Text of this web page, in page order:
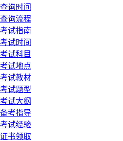
查询时间
查询流程
考试指南
考试时间
考试科目
考试地点
考试教材
考试题型
考试大纲
备考指导
考试经验
证书领取